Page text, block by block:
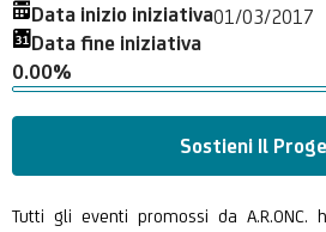
Data inizio iniziativa01/03/2017
Data fine iniziativa
0.00%
Sostieni Il
Tutti gli eventi promossi da A.R.ONC.